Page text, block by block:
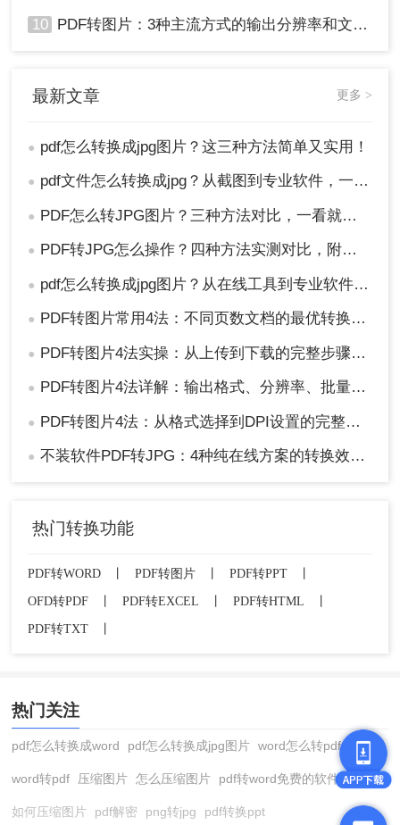
10 PDF转图片：3种主流方式的输出分辨率和文件体积实测！
最新文章 更多 >
● pdf怎么转换成jpg图片？这三种方法简单又实用！
● pdf文件怎么转换成jpg？从截图到专业软件，一篇讲清楚！
● PDF怎么转JPG图片？三种方法对比，一看就懂！
● PDF转JPG怎么操作？四种方法实测对比，附各场景最优选！
● pdf怎么转换成jpg图片？从在线工具到专业软件，总有一款适合你！
● PDF转图片常用4法：不同页数文档的最优转换路径！
● PDF转图片4法实操：从上传到下载的完整步骤和参数设置！
● PDF转图片4法详解：输出格式、分辨率、批量处理全对比！
● PDF转图片4法：从格式选择到DPI设置的完整操作指南！
● 不装软件PDF转JPG：4种纯在线方案的转换效果和速度对比！
热门转换功能
PDF转WORD PDF转图片 PDF转PPT
OFD转PDF
PDF转EXCEL PDF转HTML
PDF转TXT
热门关注
pdf怎么转换成word pdf怎么转换成jpg图片 word怎么转pdf
word转pdf 压缩图片 怎么压缩图片 pdf转word免费的软件
如何压缩图片 pdf解密 png转jpg pdf转换ppt